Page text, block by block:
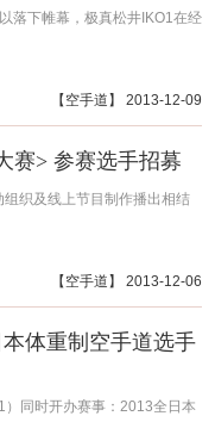
落下帷幕，极真松井IKO1在经
【 空手道 】 2013-12-09
赛> 参赛选手招募
组织及线上节目制作播出相结
【 空手道 】 2013-12-06
体重制空手道选手
同时开办赛事：2013全日本